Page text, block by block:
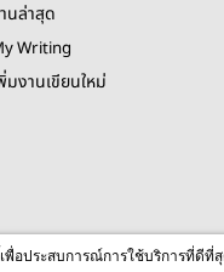
นล่าสุด
Writing
มงานเขียนใหม่
© 2026
This site is protected by
พื่อประสบการณ์การใช้บริการที่